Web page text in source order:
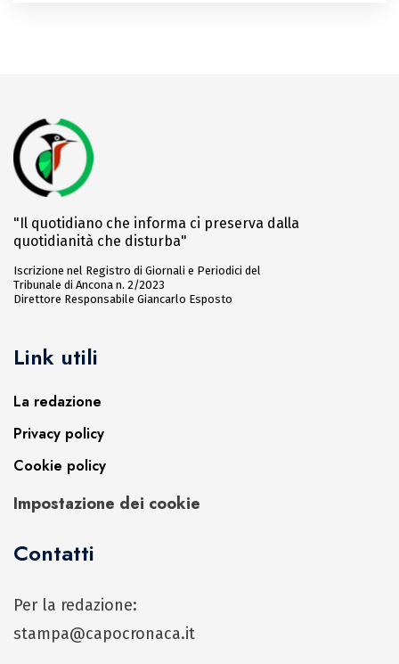
"Il quotidiano che informa ci preserva dalla
quotidianità che disturba"
Iscrizione nel Registro di Giornali e Periodici del
Tribunale di Ancona n. 2/2023
Direttore Responsabile Giancarlo Esposto
Link utili
La redazione
Privacy policy
Cookie policy
Impostazione dei cookie
Contatti
Per la redazione:
stampa@capocronaca.it